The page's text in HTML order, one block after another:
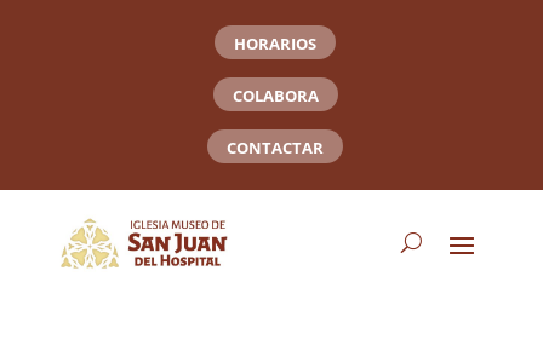
HORARIOS
COLABORA
CONTACTAR